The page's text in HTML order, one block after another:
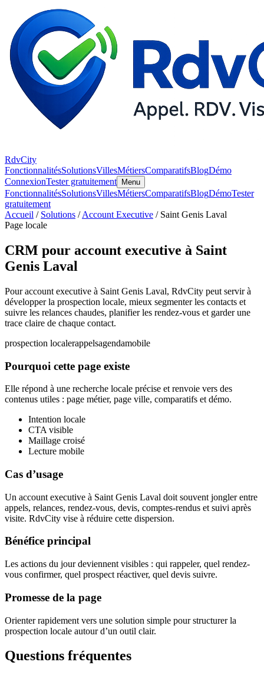
RdvCity
FonctionnalitésSolutionsVillesMétiersComparatifsBlogDémo
ConnexionTester gratuitement Menu
FonctionnalitésSolutionsVillesMétiersComparatifsBlogDémoTester
gratuitement
Accueil / Solutions /Account Executive / Saint Genis Laval
Page locale
CRM pour account executive à Saint
Genis Laval
Pour account executive à Saint Genis Laval, RdvCity peut servir à
développer la prospection locale, mieux segmenter les contacts et
suivre les relances chaudes, planifier les rendez-vous et garder une
trace claire de chaque contact.
prospection localerappelsagendamobile
Pourquoi cette page existe
Elle répond à une recherche locale précise et renvoie vers des
contenus utiles : page métier, page ville, comparatifs et démo.
Intention locale
CTA visible
Maillage croisé
Lecture mobile
Cas d’usage
Un account executive à Saint Genis Laval doit souvent jongler entre
appels, relances, rendez-vous, devis, comptes-rendus et suivi après
visite. RdvCity vise à réduire cette dispersion.
Bénéfice principal
Les actions du jour deviennent visibles : qui rappeler, quel rendez-
vous confirmer, quel prospect réactiver, quel devis suivre.
Promesse de la page
Orienter rapidement vers une solution simple pour structurer la
prospection locale autour d’un outil clair.
Questions fréquentes